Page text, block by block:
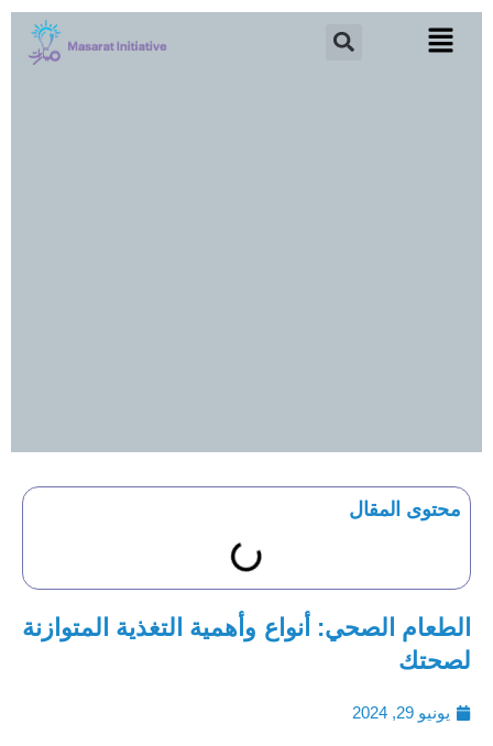
تخطي
Search
محتوى المقال
الطعام الصحي: أنواع وأهمية التغذية المتوازنة
لصحتك
يونيو 29, 2024